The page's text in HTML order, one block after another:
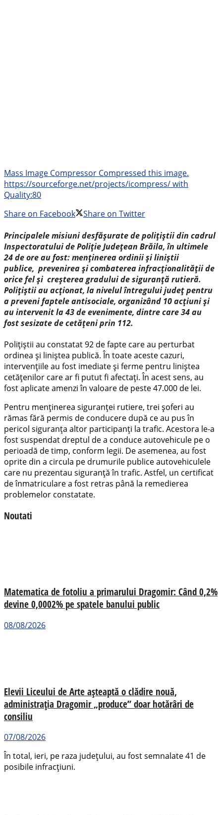
Mass Image Compressor Compressed this image.
https://sourceforge.net/projects/icompress/ with
Quality:80
Share on Facebook
Share on Twitter
Principalele misiuni desfășurate de polițiștii din cadrul
Inspectoratului de Poliție Județean Brăila, în ultimele
24 de ore au fost: menținerea ordinii și liniștii
publice, prevenirea și combaterea infracționalității de
orice fel și creșterea gradului de siguranță rutieră.
Polițiștii au acționat, la nivelul întregului județ pentru
a preveni faptele antisociale, organizând 10 acțiuni și
au intervenit la 43 de evenimente, dintre care 34 au
fost sesizate de cetățeni prin 112.
Polițiștii au constatat 92 de fapte care au perturbat
ordinea și liniștea publică. În toate aceste cazuri,
intervențiile au fost imediate și ferme pentru liniștea
cetățenilor care ar fi putut fi afectați. În acest sens, au
fost aplicate amenzi în valoare de peste 47.000 de lei.
Pentru menținerea siguranței rutiere, trei șoferi au
rămas fără permis de conducere după ce au pus în
pericol siguranța altor participanți la trafic. Acestora le-a
fost suspendat dreptul de a conduce autovehicule pe o
perioadă de timp, conform legii. De asemenea, au fost
oprite din a circula pe drumurile publice autovehiculele
care nu prezentau siguranță în trafic. Astfel, un certificat
de înmatriculare a fost retras până la remedierea
problemelor constatate.
Noutati
Matematica de fotoliu a primarului Dragomir: Când 0,2%
devine 0,0002% pe spatele banului public
08/08/2026
Elevii Liceului de Arte așteaptă o clădire nouă,
administrația Dragomir „produce” doar hotărâri de
consiliu
07/08/2026
În total, ieri, pe raza județului, au fost semnalate 41 de
posibile infracțiuni.